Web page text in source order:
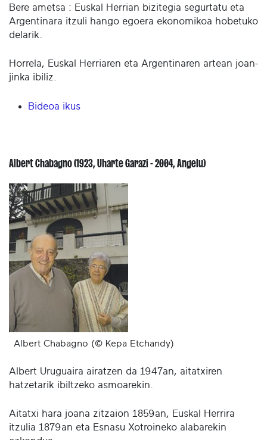
Bere ametsa : Euskal Herrian bizitegia segurtatu eta
Argentinara itzuli hango egoera ekonomikoa hobetuko
delarik.
Horrela, Euskal Herriaren eta Argentinaren artean joan-
jinka ibiliz.
Bideoa ikus
Albert Chabagno (1923, Uharte Garazi - 2004, Angelu)
Albert Chabagno (© Kepa Etchandy)
Albert Uruguaira airatzen da 1947an, aitatxiren
hatzetarik ibiltzeko asmoarekin.
Aitatxi hara joana zitzaion 1859an, Euskal Herrira
itzulia 1879an eta Esnasu Xotroineko alabarekin